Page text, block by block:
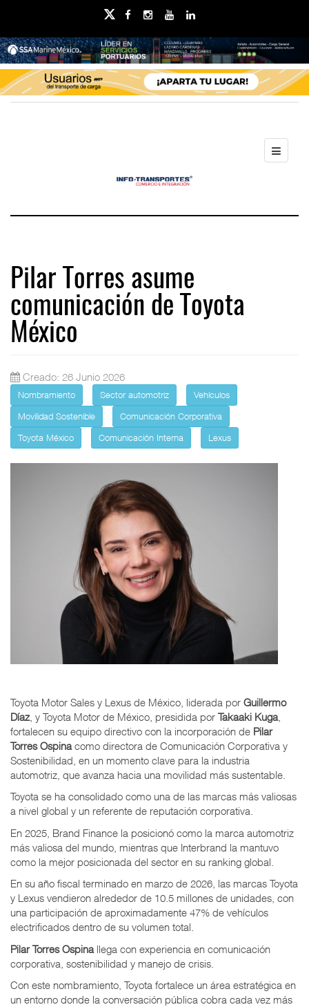
Pilar Torres asume
comunicación de Toyota
México
Creado: 26 Junio 2026
Nombramiento Sector automotriz
Vehículos
Movilidad Sostenible
Comunicación Corporativa
Toyota México
Comunicación Interna Lexus
Toyota Motor Sales y Lexus de México, liderada por Guillermo
Díaz, y Toyota Motor de México, presidida por Takaaki Kuga,
fortalecen su equipo directivo con la incorporación de Pilar
Torres Ospinacomo directora de Comunicación Corporativa y
Sostenibilidad, en un momento clave para la industria
automotriz, que avanza hacia una movilidad más sustentable.
Toyota se ha consolidado como una de las marcas más valiosas
a nivel global y un referente de reputación corporativa.
En 2025, Brand Finance la posicionó como la marca automotriz
más valiosa del mundo, mientras que Interbrand la mantuvo
como la mejor posicionada del sector en su ranking global.
En su año fiscal terminado en marzo de 2026, las marcas Toyota
y Lexus vendieron alrededor de 10.5 millones de unidades, con
una participación de aproximadamente 47% de vehículos
electrificados dentro de su volumen total.
Pilar Torres Ospinallega con experiencia en comunicación
corporativa, sostenibilidad y manejo de crisis.
Con este nombramiento, Toyota fortalece un área estratégica en
un entorno donde la conversación pública cobra cada vez más